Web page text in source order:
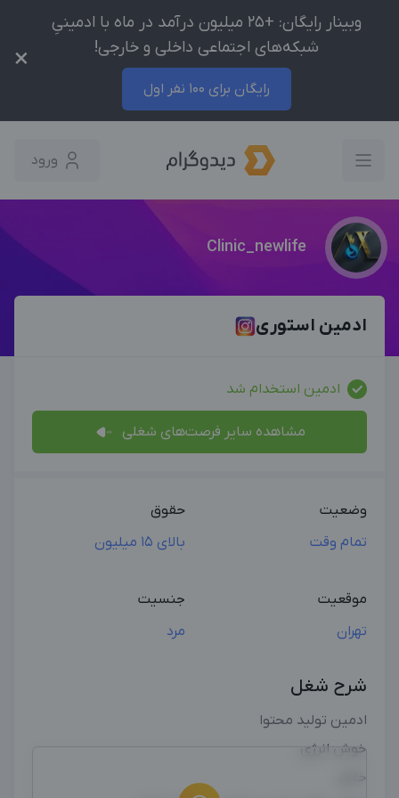
وبینار رایگان: +25 میلیون درآمد در ماه با ادمینیِ
شبکه‌های اجتماعی داخلی و خارجی!
رایگان برای 100 نفر اول
×
ورود
Clinic_newlife
ادمین استوری
ادمین استخدام شد
مشاهده سایر فرصت‌های شغلی
وضعیت
تمام وقت
حقوق
بالای 15 میلیون
موقعیت
تهران
جنسیت
مرد
شرح شغل
ادمین تولید محتوا
خوش انرژی
خلاق